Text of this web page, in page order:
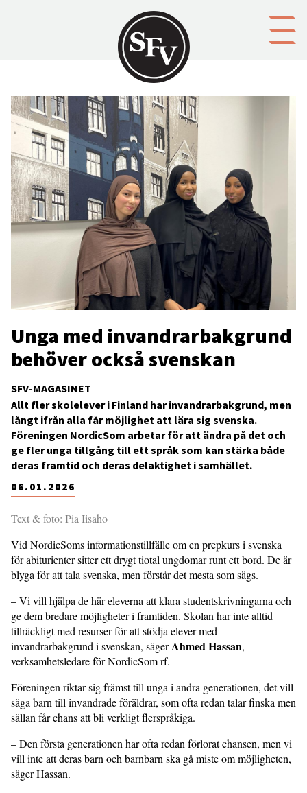
SFV-MAGASINET
Unga med invandrarbakgrund
behöver också svenskan
06.01.2026
Allt fler skolelever i Finland har invandrarbakgrund, men
långt ifrån alla får möjlighet att lära sig svenska.
Föreningen NordicSom arbetar för att ändra på det och
ge fler unga tillgång till ett språk som kan stärka både
deras framtid och deras delaktighet i samhället.
Text & foto: Pia Iisaho
Vid NordicSoms informationstillfälle om en prepkurs i svenska
för abiturienter sitter ett drygt tiotal ungdomar runt ett bord. De är
blyga för att tala svenska, men förstår det mesta som sägs.
– Vi vill hjälpa de här eleverna att klara studentskrivningarna och
ge dem bredare möjligheter i framtiden. Skolan har inte alltid
tillräckligt med resurser för att stödja elever med
invandrarbakgrund i svenskan, sägerAhmed Hassan,
verksamhetsledare för NordicSom rf.
Föreningen riktar sig främst till unga i andra generationen, det vill
säga barn till invandrade föräldrar, som ofta redan talar finska men
sällan får chans att bli verkligt flerspråkiga.
– Den första generationen har ofta redan förlorat chansen, men vi
vill inte att deras barn och barnbarn ska gå miste om möjligheten,
säger Hassan.